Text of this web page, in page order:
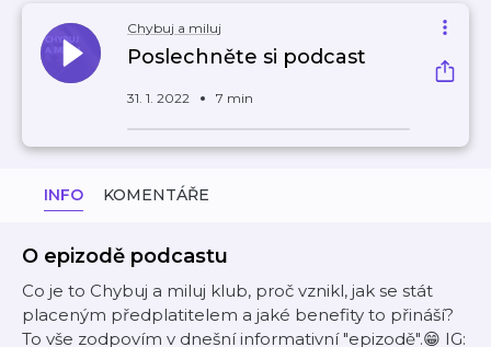
Chybuj a miluj
Poslechněte si podcast
31. 1. 2022 7 min
INFO KOMENTÁŘE
O epizodě podcastu
Co je to Chybuj a miluj klub, proč vznikl, jak se stát
placeným předplatitelem a jaké benefity to přináší?
To vše zodpovím v dnešní informativní "epizodě".😁 IG: